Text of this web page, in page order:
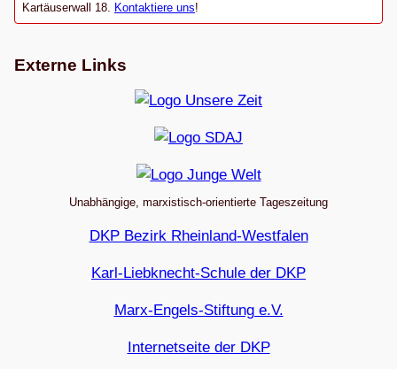
Kartäuserwall 18. Kontaktiere uns!
Externe Links
Unabhängige, marxistisch-orientierte Tageszeitung
DKP Bezirk Rheinland-Westfalen
Karl-Liebknecht-Schule der DKP
Marx-Engels-Stiftung e.V.
Internetseite der DKP